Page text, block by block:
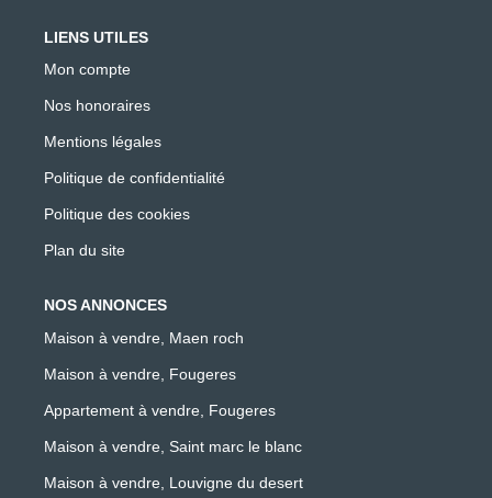
LIENS UTILES
Mon compte
Nos honoraires
Mentions légales
Politique de confidentialité
Politique des cookies
Plan du site
NOS ANNONCES
Maison à vendre, Maen roch
Maison à vendre, Fougeres
Appartement à vendre, Fougeres
Maison à vendre, Saint marc le blanc
Maison à vendre, Louvigne du desert